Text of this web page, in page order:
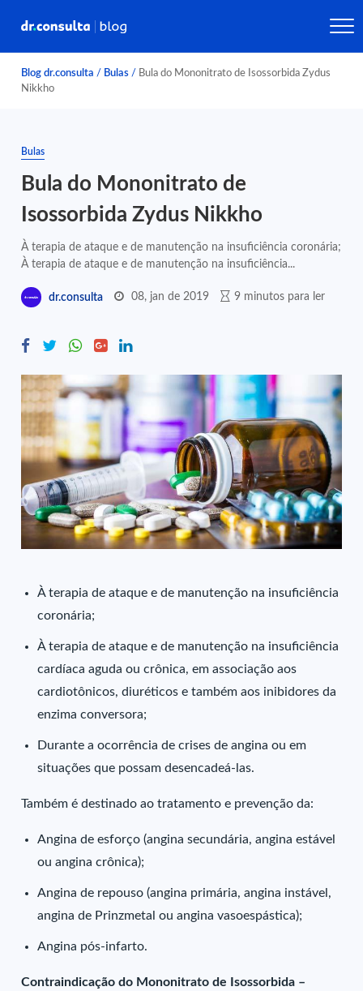
Blog dr.consulta / Bulas / Bula do Mononitrato de Isossorbida Zydus
Nikkho
Bulas
Bula do Mononitrato de
Isossorbida Zydus Nikkho
À terapia de ataque e de manutenção na insuficiência coronária;
À terapia de ataque e de manutenção na insuficiência...
dr.consulta 08, jan de 2019 9 minutos para ler
À terapia de ataque e de manutenção na insuficiência
coronária;
À terapia de ataque e de manutenção na insuficiência
cardíaca aguda ou crônica, em associação aos
cardiotônicos, diuréticos e também aos inibidores da
enzima conversora;
Durante a ocorrência de crises de angina ou em
situações que possam desencadeá-las.
Também é destinado ao tratamento e prevenção da:
Angina de esforço (angina secundária, angina estável
ou angina crônica);
Angina de repouso (angina primária, angina instável,
angina de Prinzmetal ou angina vasoespástica);
Angina pós-infarto.
Contraindicação do Mononitrato de Isossorbida –